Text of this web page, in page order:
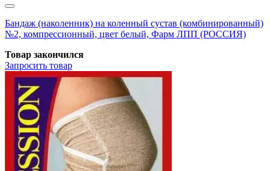
Бандаж (наколенник) на коленный сустав (комбинированный)
№2, компрессионный, цвет белый, Фарм ЛПП (РОССИЯ)
Товар закончился
Запросить товар